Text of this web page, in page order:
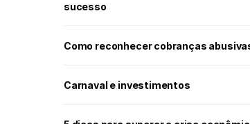
sucesso
Como reconhecer cobranças
Carnaval e investimentos